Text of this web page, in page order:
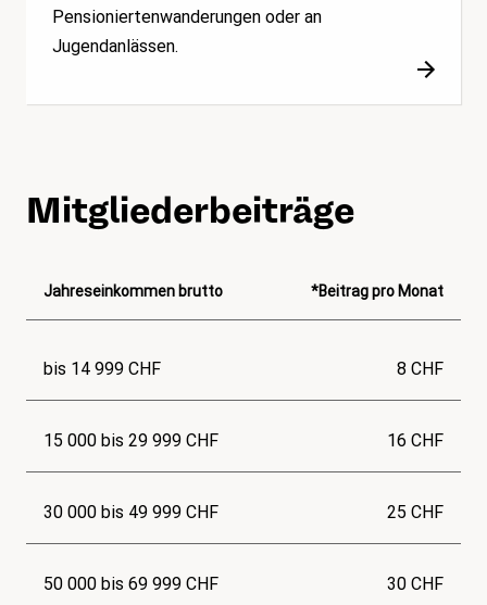
Pensioniertenwanderungen oder an
Jugendanlässen.
Mitgliederbeiträge
Jahreseinkommen brutto *Beitrag pro Monat
bis 14 999 CHF 8 CHF
15 000 bis 29 999 CHF 16 CHF
30 000 bis 49 999 CHF 25 CHF
50 000 bis 69 999 CHF 30 CHF